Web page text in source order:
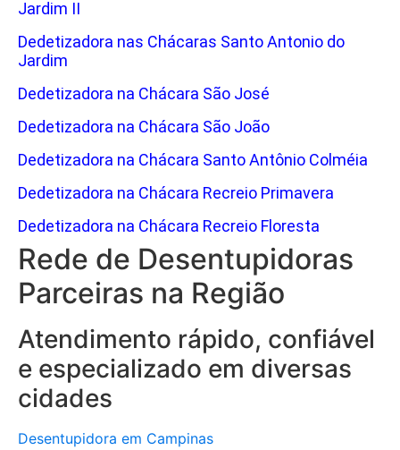
Jardim II
Dedetizadora nas Chácaras Santo Antonio do
Jardim
Dedetizadora na Chácara São José
Dedetizadora na Chácara São João
Dedetizadora na Chácara Santo Antônio Colméia
Dedetizadora na Chácara Recreio Primavera
Dedetizadora na Chácara Recreio Floresta
Rede de Desentupidoras
Parceiras na Região
Atendimento rápido, confiável
e especializado em diversas
cidades
Desentupidora em Campinas